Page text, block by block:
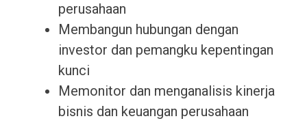
perusahaan
Membangun hubungan dengan
investor dan pemangku kepentingan
kunci
Memonitor dan menganalisis kinerja
bisnis dan keuangan perusahaan